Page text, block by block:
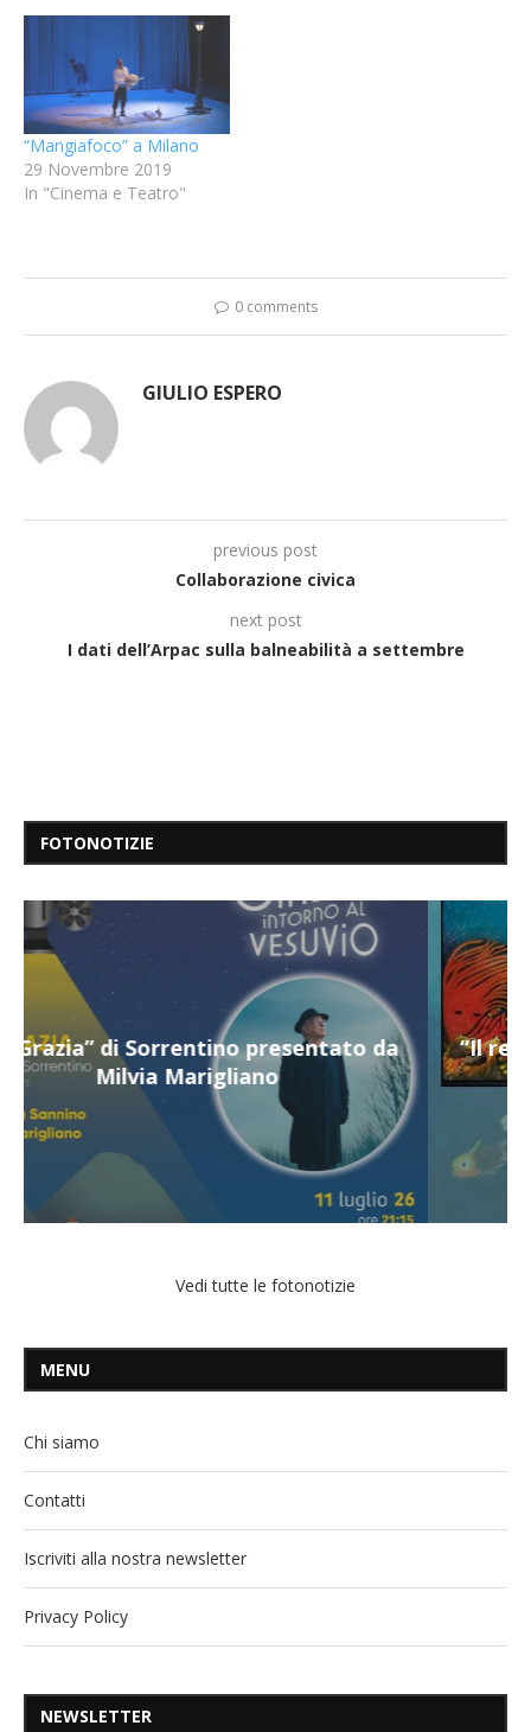
“Mangiafoco” a Milano
29 Novembre 2019
In "Cinema e Teatro"
0 comments
GIULIO ESPERO
previous post
Collaborazione civica
next post
I dati dell’Arpac sulla balneabilità a settembre
FOTONOTIZIE
“Il respiro del mare”, personale di Terry
Mangiatordi
Vedi tutte le fotonotizie
MENU
Chi siamo
Contatti
Iscriviti alla nostra newsletter
Privacy Policy
NEWSLETTER